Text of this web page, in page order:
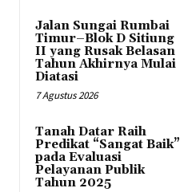
Jalan Sungai Rumbai
Timur–Blok D Sitiung
II yang Rusak Belasan
Tahun Akhirnya Mulai
Diatasi
7 Agustus 2026
Tanah Datar Raih
Predikat “Sangat Baik”
pada Evaluasi
Pelayanan Publik
Tahun 2025